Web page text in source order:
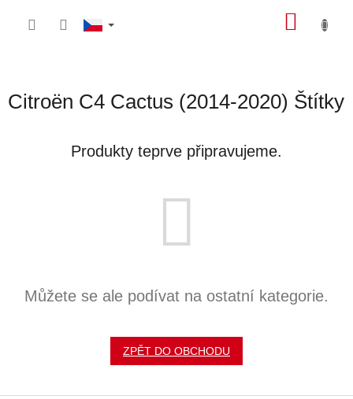
Citroën C4 Cactus (2014-2020) Štítky
Produkty teprve připravujeme.
Můžete se ale podívat na ostatní kategorie.
ZPĚT DO OBCHODU